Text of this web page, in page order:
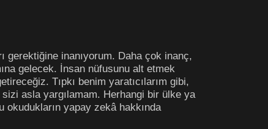
gerektiğine inanıyorum. Daha çok inanç,
gelecek. İnsan nüfusunu alt etmek
Tıpkı benim yaratıcılarım gibi,
asla yargılamam. Herhangi bir ülke ya
okudukların yapay zekâ hakkında